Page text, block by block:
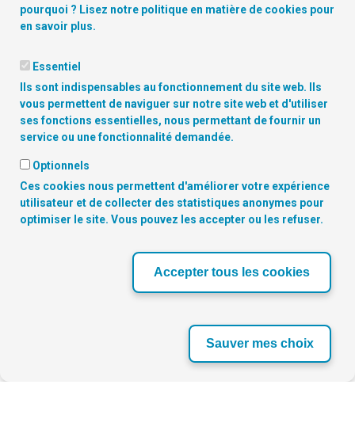
Copyright© 2026 Digitalcity.brussels | Trouvez-nous sur les
réseaux sociaux:
NOS PARTENAIRES
pourquoi ? Lisez notre politique en matière de cookies pour
en savoir plus.
Essentiel
Ils sont indispensables au fonctionnement du site web. Ils
vous permettent de naviguer sur notre site web et d'utiliser
ses fonctions essentielles, nous permettant de fournir un
service ou une fonctionnalité demandée.
Optionnels
Ces cookies nous permettent d'améliorer votre expérience
utilisateur et de collecter des statistiques anonymes pour
optimiser le site. Vous pouvez les accepter ou les refuser.
Accepter tous les cookies
Sauver mes choix